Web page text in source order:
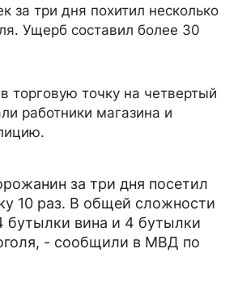
за три дня похитил несколько
Ущерб составил более 30
торговую точку на четвертый
работники магазина и
за три дня посетил
10 раз. В общей сложности
бутылки вина и 4 бутылки
- сообщили в МВД по